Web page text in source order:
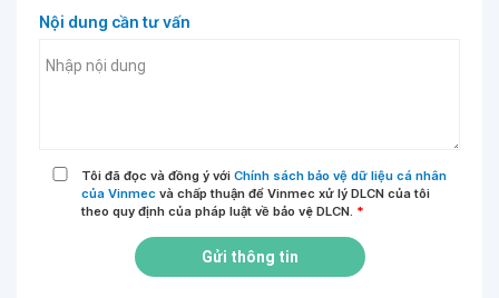
Nội dung cần tư vấn
Tôi đã đọc và đồng ý với Chính sách bảo vệ dữ liệu cá nhân
của Vinmec và chấp thuận để Vinmec xử lý DLCN của tôi
theo quy định của pháp luật về bảo vệ DLCN. *
Gửi thông tin